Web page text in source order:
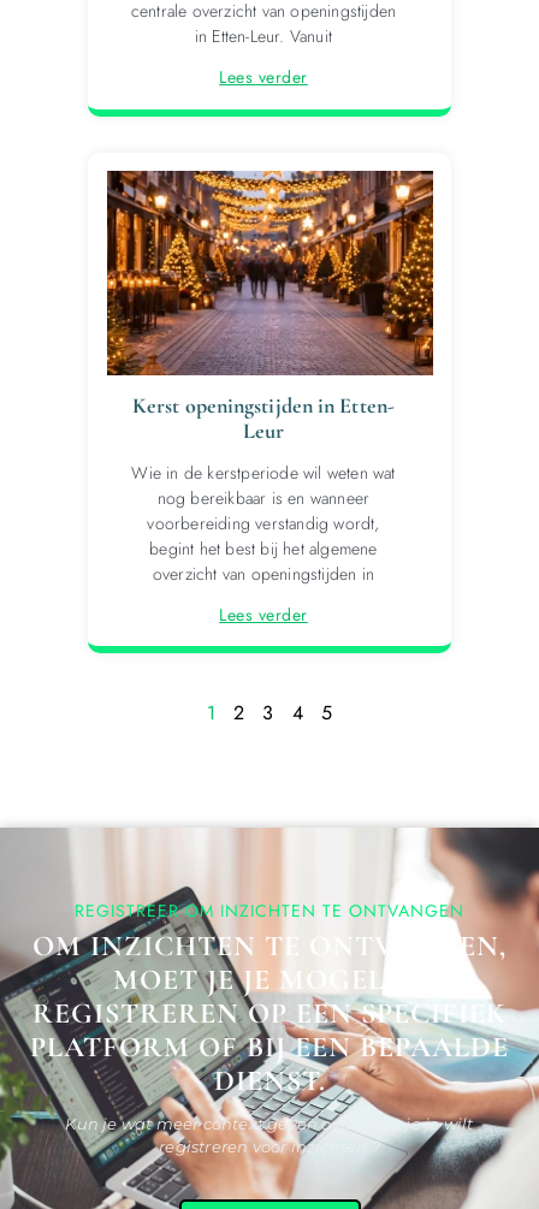
centrale overzicht van openingstijden
in Etten-Leur. Vanuit
Lees verder
Kerst openingstijden in Etten-
Leur
Wie in de kerstperiode wil weten wat
nog bereikbaar is en wanneer
voorbereiding verstandig wordt,
begint het best bij het algemene
overzicht van openingstijden in
Lees verder
1 2 3 4 5
REGISTREER OM INZICHTEN TE ONTVANGEN
OM INZICHTEN TE ONTVANGEN,
MOET JE JE MOGELIJK
REGISTREREN OP EEN SPECIFIEK
PLATFORM OF BIJ EEN BEPAALDE
DIENST.
Kun je wat meer context geven over waar je je wilt
registreren voor inzichten ?